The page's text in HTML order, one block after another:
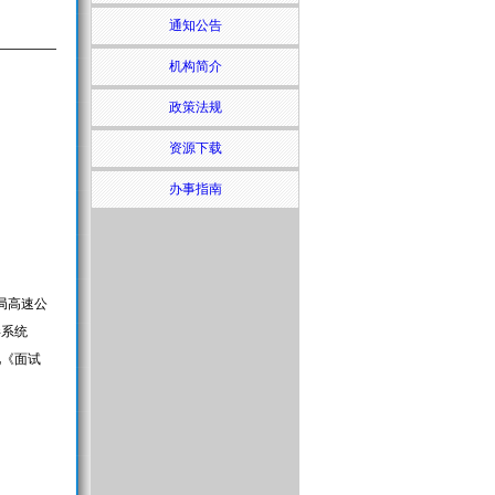
高速公
统
面试
通知公告
机构简介
政策法规
资源下载
办事指南